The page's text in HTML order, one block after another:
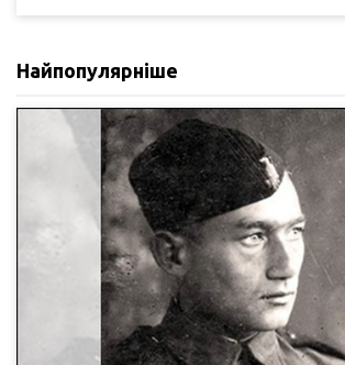
Найпопулярніше